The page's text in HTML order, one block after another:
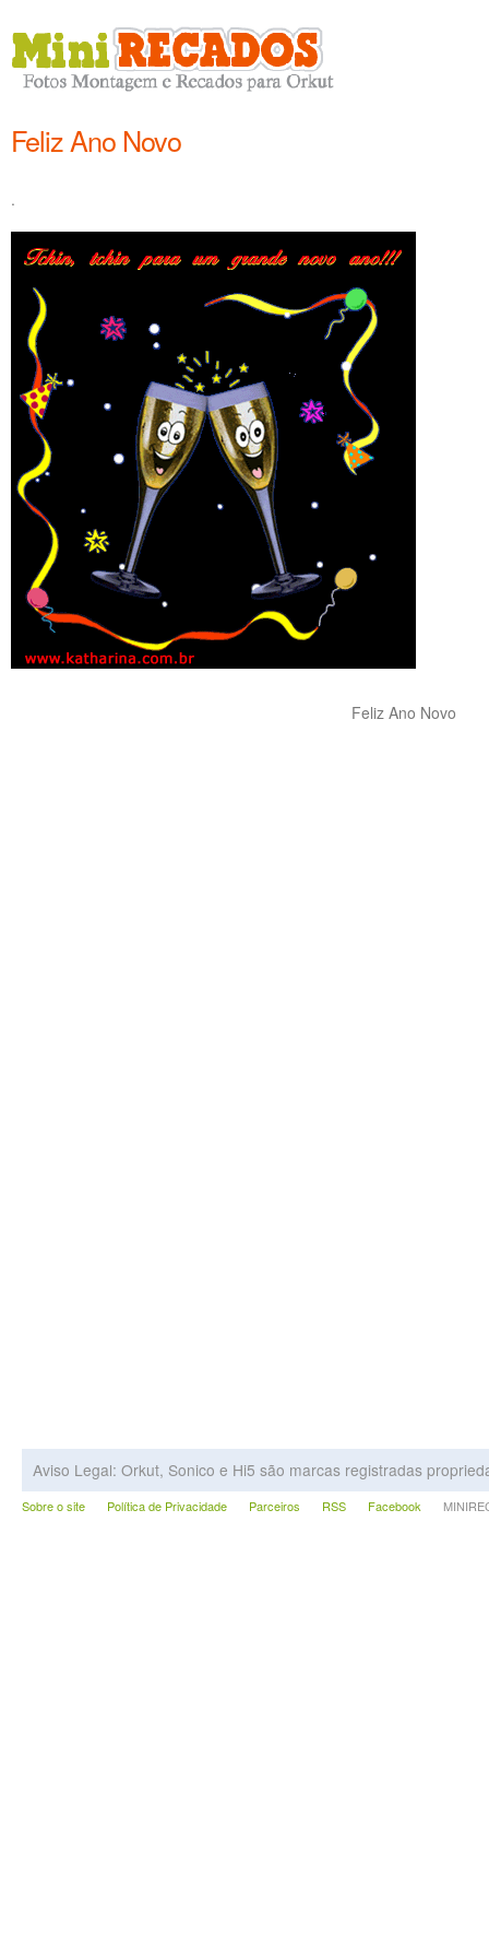
Feliz Ano Novo
.
Feliz Ano Novo
Aviso Legal: Orkut, Sonico e Hi5 são marcas registradas
Sobre o site Política de Privacidade Parceiros RSS Facebook